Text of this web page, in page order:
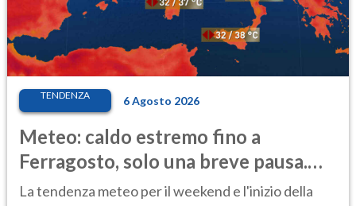
TENDENZA 6 Agosto 2026
Meteo: caldo estremo fino a
Ferragosto, solo una breve pausa.
Ecco dove
La tendenza meteo per il weekend e l'inizio della